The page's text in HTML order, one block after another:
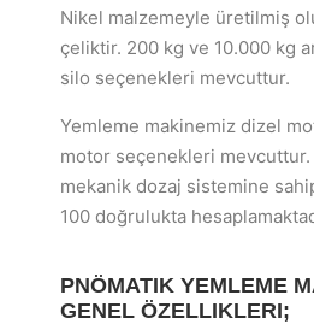
Nikel malzemeyle üretilmiş
çeliktir. 200 kg ve 10.000 kg
silo seçenekleri mevcuttur.
Yemleme makinemiz dizel
motor seçenekleri mevcuttur.
mekanik dozaj sistemine
100 doğrulukta
PNÖMATIK YEMLEME
GENEL ÖZELLIKLERI;